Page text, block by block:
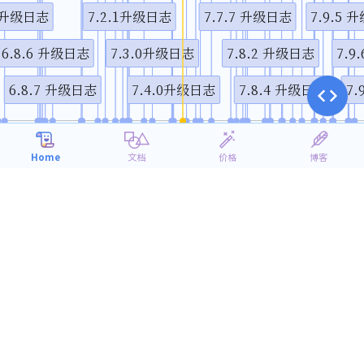
7.9.5 升
7.8.4 升级日志
7.8.2 升级日志
7.7.7 升级日志
7.4.0升级日志
7.3.0升级日志
7.2.1升级日志
6.8.7 升级日志
6.8.6 升级日志
级日志
1月
2019
4月 7月
10月
Home 文档 价格 博客